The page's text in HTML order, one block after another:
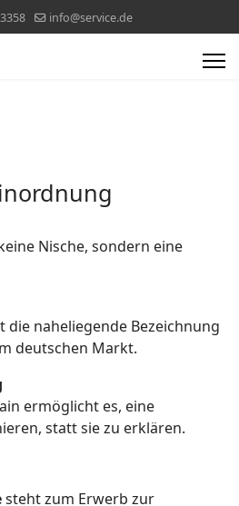
info@service.de
Nische, sondern eine
die naheliegende Bezeichnung
deutschen Markt.
ermöglicht es, eine
statt sie zu erklären.
steht zum Erwerb zur